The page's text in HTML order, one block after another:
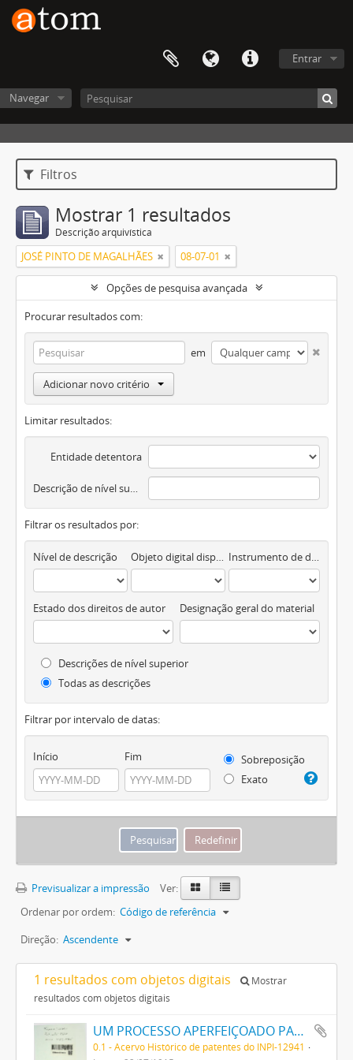
Entrar
Navegar
Filtros
Mostrar 1 resultados
Descrição arquivística
JOSÉ PINTO DE MAGALHÃES 08-07-01
Opções de pesquisa avançada
Procurar resultados com:
em
Adicionar novo critério
Limitar resultados:
Entidade detentora
Descrição de nível superior
Filtrar os resultados por:
Nível de descrição Objeto digital disponível Instrumento de descrição documental
Estado dos direitos de autor Designação geral do material
Descrições de nível superior
Todas as descrições
Filtrar por intervalo de datas:
Início Fim
Sobreposição
Exato
Previsualizar a impressão
Ver:
Ordenar por ordem: Código de referência
Direção: Ascendente
1 resultados com objetos digitais
Mostrar
resultados com objetos digitais
UM PROCESSO APERFEIÇOADO PARA PRODUZIR AZUL DA PRUSSIA
0.1 - Acervo Histórico de patentes do INPI-12941